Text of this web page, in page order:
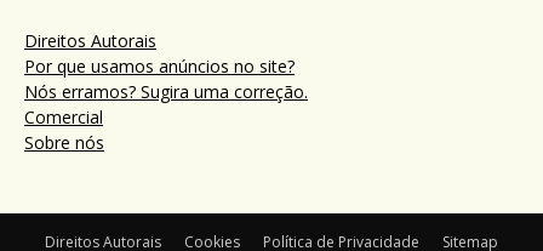
Direitos Autorais
Por que usamos anúncios no site?
Nós erramos? Sugira uma correção.
Comercial
Sobre nós
Direitos Autorais Cookies Política de Privacidade Sitemap